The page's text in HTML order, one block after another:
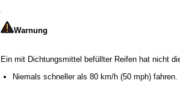
Warnung
Ein mit Dichtungsmittel befüllter Reifen hat nicht
Niemals schneller als 80 km/h (50 mph) fahren.